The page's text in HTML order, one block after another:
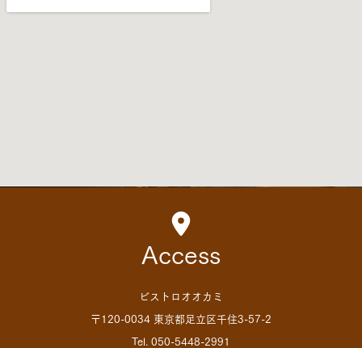
Access
ビストロオオカミ
〒120-0034 東京都足立区千住3-57-2
Tel. 050-5448-2991